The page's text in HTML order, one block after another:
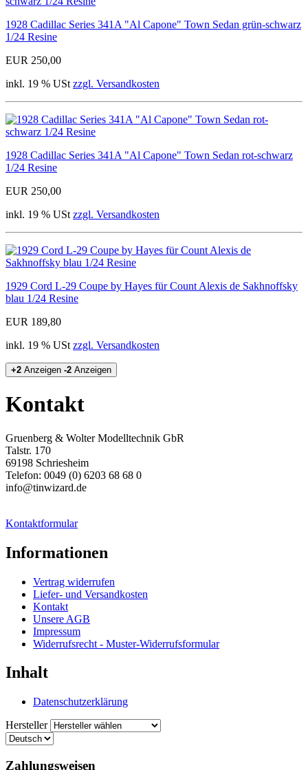
1928 Cadillac Series 341A "Al Capone" Town Sedan grün-schwarz
1/24 Resine
EUR 250,00
inkl. 19 % USt zzgl. Versandkosten
1928 Cadillac Series 341A "Al Capone" Town Sedan rot-schwarz
1/24 Resine
EUR 250,00
inkl. 19 % USt zzgl. Versandkosten
1929 Cord L-29 Coupe by Hayes für Count Alexis de Sakhnoffsky
blau 1/24 Resine
EUR 189,80
inkl. 19 % USt zzgl. Versandkosten
+2 Anzeigen -2 Anzeigen
Kontakt
Gruenberg & Wolter Modelltechnik GbR
Talstr. 170
69198 Schriesheim
Telefon: 0049 (0) 6203 68 68 0
info@tinwizard.de
Kontaktformular
Informationen
Vertrag widerrufen
Liefer- und Versandkosten
Kontakt
Unsere AGB
Impressum
Widerrufsrecht - Muster-Widerrufsformular
Inhalt
Datenschutzerklärung
Hersteller
Zahlungsweisen